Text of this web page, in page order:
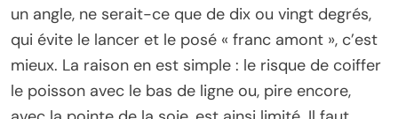
un angle, ne serait-ce que de dix ou vingt degrés,
qui évite le lancer et le posé « franc amont », c’est
mieux. La raison en est simple : le risque de coiffer
le poisson avec le bas de ligne ou, pire encore,